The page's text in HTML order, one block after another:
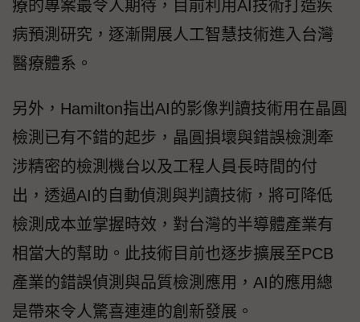
療的專案最令人期待，目前利用AI技術打造疾
病預測研究，逐漸開展人工智慧技術進入台灣
醫療體系。
另外，Hamilton指出AI的影像判讀技術用在晶圓
檢測已有不錯的起步，晶圓損壞與錯誤檢測牽
涉精密的檢測機台以及工程人員長時間的付
出，透過AI的自動偵測與判讀技術，將可降低
檢測成本並掌握時效，對台灣的半導體產業有
相當大的幫助。此技術目前也逐步擴展至PCB
產業的錯誤偵測與品質檢測應用，AI的應用總
是帶來令人驚喜連連的創新發展。